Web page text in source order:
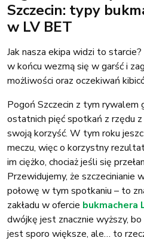
Szczecin: typy
w LV BET
Jak nasza ekipa widzi to
w końcu wezmą się w garść i
możliwości oraz oczekiwań
Pogoń Szczecin z tym rywalem
ostatnich pięć spotkań z rzędu z
swoją korzyść. W tym roku
meczu, więc o korzystny
im ciężko, chociaż jeśli się
Przewidujemy, że szczecinianie
połowę w tym spotkaniu – to
zakładu w ofercie bukmachera
dwójkę jest znacznie wyższy,
jest sporo większe, ale… to